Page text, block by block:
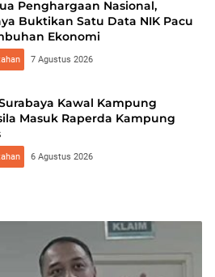
Penghargaan Nasional,
Buktikan Satu Data NIK Pacu
Ekonomi
7 Agustus 2026
Kawal Kampung
Masuk Raperda Kampung
6 Agustus 2026